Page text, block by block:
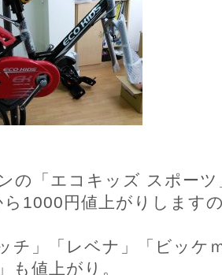
の「エコキッズ スポーツ
1000円値上がりします
チ」「レベナ」「ビッケ
も値上がり。